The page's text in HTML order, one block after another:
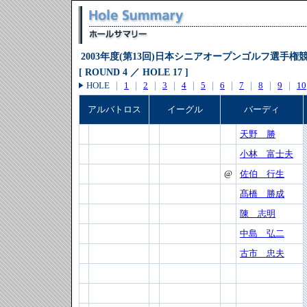
2003年度(第13回)日本シニアオープンゴルフ選手権
[ ROUND 4 ／ HOLE 17 ]
HOLE
｜ 1 ｜ 2 ｜ 3 ｜ 4 ｜ 5 ｜ 6 ｜ 7 ｜ 8 ｜ 9 ｜ 10
アルバトロス イーグル バーディ
天野 勝
小林 富士夫
@
佐伯 行生
髙橋 勝成
陳 志明
中島 弘二
古市 忠夫